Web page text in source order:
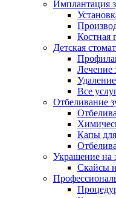
Имплантация
Костная
Детская
Лечение
Все
Отбеливание
Капы
Украшение на
Скайсы